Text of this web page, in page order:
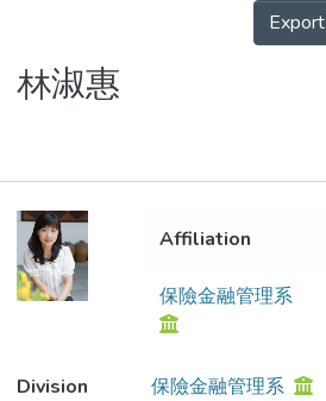
Organizations
Export
林淑惠
Affiliation
保險金融管理系
Division
保險金融管理系